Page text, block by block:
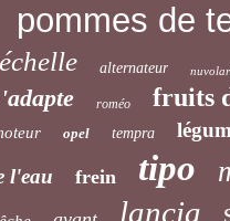
pommes de
échelle alternateur
roméo fruits
opel tempra
l'eau frein tipo
lancia